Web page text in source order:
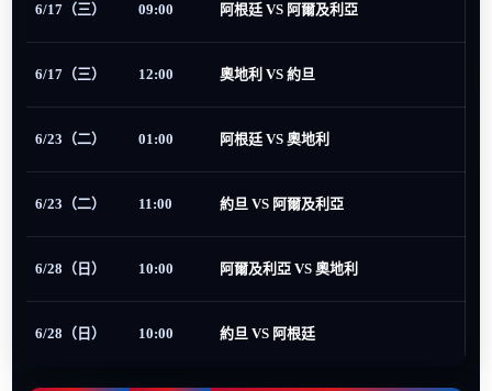
6/17（三） 09:00 阿根廷 VS 阿爾及利亞
6/17（三） 12:00 奧地利 VS 約旦
6/23（二） 01:00 阿根廷 VS 奧地利
6/23（二） 11:00 約旦 VS 阿爾及利亞
6/28（日） 10:00 阿爾及利亞 VS 奧地利
6/28（日） 10:00 約旦 VS 阿根廷